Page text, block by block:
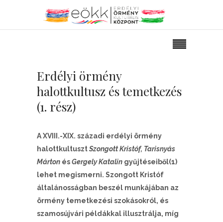
Erdélyi örmény
halottkultusz és temetkezés
(1. rész)
A XVIII.-XIX. századi erdélyi örmény
halottkultusztSzongott Kristóf, Tarisnyás
Márton ésGergely Katalin gyűjtéseiből(1)
lehet megismerni. Szongott Kristóf
általánosságban beszél munkájában az
örmény temetkezési szokásokról, és
szamosújvári példákkal illusztrálja, míg